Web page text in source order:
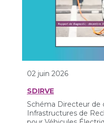
02 juin 2026
SDIRVE
Schéma Directeur
Infrastructures de